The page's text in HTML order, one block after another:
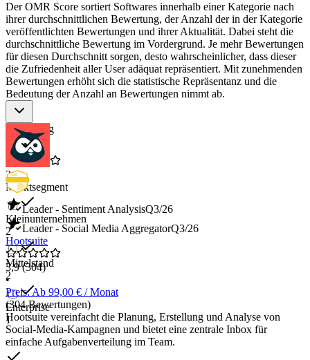
Der OMR Score sortiert Softwares innerhalb einer Kategorie nach
ihrer durchschnittlichen Bewertung, der Anzahl der in der Kategorie
veröffentlichten Bewertungen und ihrer Aktualität. Dabei steht die
durchschnittliche Bewertung im Vordergrund. Je mehr Bewertungen
für diesen Durchschnitt sorgen, desto wahrscheinlicher, dass dieser
die Zufriedenheit aller User adäquat repräsentiert. Mit zunehmenden
Bewertungen erhöht sich die statistische Repräsentanz und die
Bedeutung der Anzahl an Bewertungen nimmt ab.
Bewertung
2
Marktsegment
Kleinunternehmen
2
Mittelstand
2
Enterprise
1
Leader - Sentiment AnalysisQ3/26
Leader - Social Media AggregatorQ3/26
Hootsuite
3,9(304)
•
Preis: Ab 99,00 € / Monat
(304 Bewertungen)
Hootsuite vereinfacht die Planung, Erstellung und Analyse von
Social-Media-Kampagnen und bietet eine zentrale Inbox für
einfache Aufgabenverteilung im Team.